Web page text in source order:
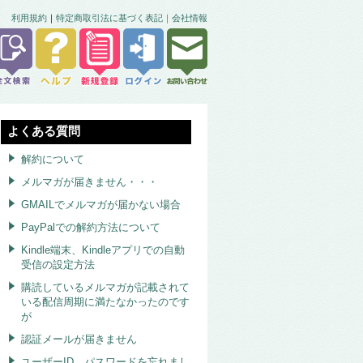
利用規約 ｜ 特定商取引法に基づく表記｜ 会社情報
よくある質問
解約について
メルマガが届きません・・・
GMAILでメルマガが届かない場合
PayPalでの解約方法について
Kindle端末、Kindleアプリでの自動
受信の設定方法
購読しているメルマガが記載されて
いる配信周期に満たなかったのです
が
認証メールが届きません